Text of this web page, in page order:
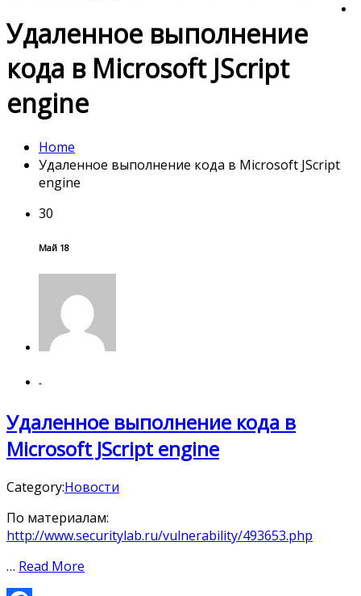
Удаленное выполнение
кода в Microsoft JScript
engine
Home
Удаленное выполнение кода в Microsoft JScript
engine
30
Май 18
-
Удаленное выполнение кода в
Microsoft JScript engine
Category:Новости
По материалам:
http://www.securitylab.ru/vulnerability/493653.php
… Read More